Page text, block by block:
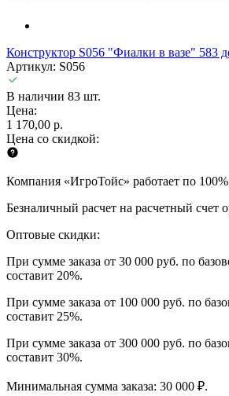
Конструктор S056 "Фиалки в вазе" 583
Артикул: S056
В наличии 83 шт.
Цена:
1 170,00 р.
Цена со скидкой:
Компания «ИгроТойс» работает по
Безналичный расчет на расчетный счет
Оптовые скидки:
При сумме заказа от 30 000 руб. по
составит 20%.
При сумме заказа от 100 000 руб. по
составит 25%.
При сумме заказа от 300 000 руб. по
составит 30%.
Минимальная сумма заказа: 30 000 ₽.